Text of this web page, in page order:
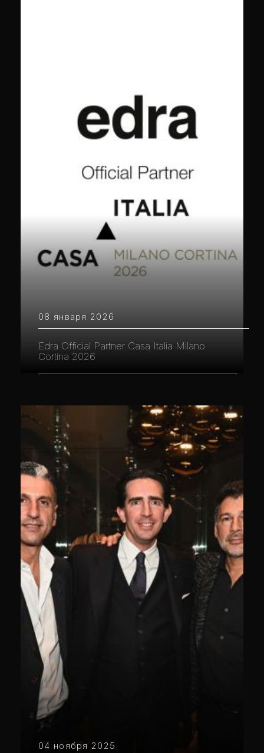
08 января 2026
Edra Official Partner Casa Italia Milano
Cortina 2026
04 ноября 2025